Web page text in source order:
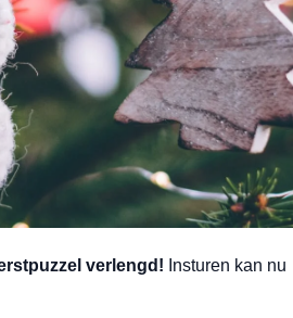
verlengd! Insturen kan nu